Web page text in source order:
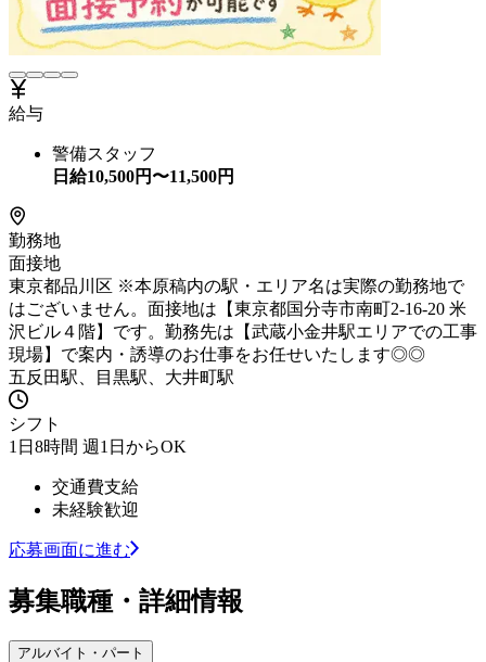
給与
警備スタッフ
日給10,500円〜11,500円
勤務地
面接地
東京都品川区 ※本原稿内の駅・エリア名は実際の勤務地で
はございません。面接地は【東京都国分寺市南町2-16-20 米
沢ビル４階】です。勤務先は【武蔵小金井駅エリアでの工事
現場】で案内・誘導のお仕事をお任せいたします◎◎
五反田駅、目黒駅、大井町駅
シフト
1日8時間 週1日からOK
交通費支給
未経験歓迎
応募画面に進む
募集職種・詳細情報
アルバイト・パート